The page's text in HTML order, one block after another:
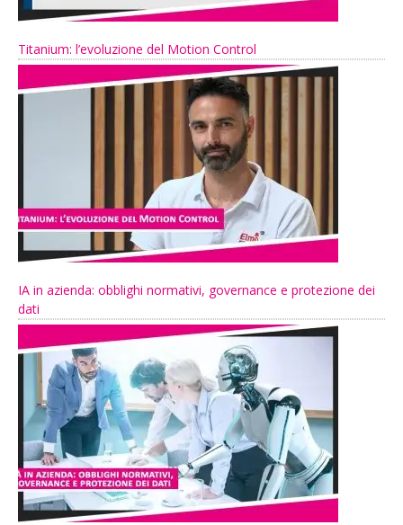
Titanium: l’evoluzione del Motion Control
IA in azienda: obblighi normativi, governance e protezione dei
dati